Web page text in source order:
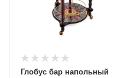
Глобус бар напольный